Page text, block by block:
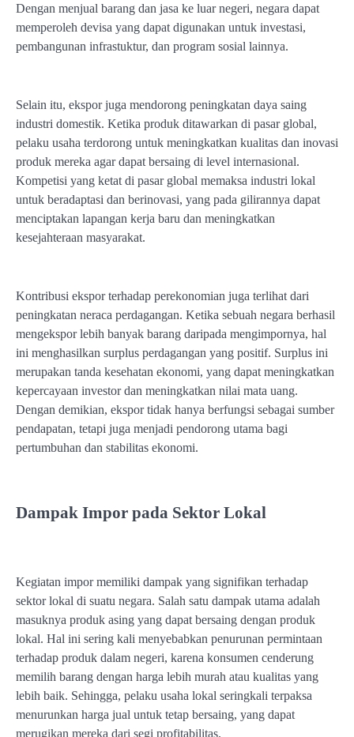
Dengan menjual barang dan jasa ke luar negeri, negara dapat
memperoleh devisa yang dapat digunakan untuk investasi,
pembangunan infrastuktur, dan program sosial lainnya.
Selain itu, ekspor juga mendorong peningkatan daya saing
industri domestik. Ketika produk ditawarkan di pasar global,
pelaku usaha terdorong untuk meningkatkan kualitas dan inovasi
produk mereka agar dapat bersaing di level internasional.
Kompetisi yang ketat di pasar global memaksa industri lokal
untuk beradaptasi dan berinovasi, yang pada gilirannya dapat
menciptakan lapangan kerja baru dan meningkatkan
kesejahteraan masyarakat.
Kontribusi ekspor terhadap perekonomian juga terlihat dari
peningkatan neraca perdagangan. Ketika sebuah negara berhasil
mengekspor lebih banyak barang daripada mengimpornya, hal
ini menghasilkan surplus perdagangan yang positif. Surplus ini
merupakan tanda kesehatan ekonomi, yang dapat meningkatkan
kepercayaan investor dan meningkatkan nilai mata uang.
Dengan demikian, ekspor tidak hanya berfungsi sebagai sumber
pendapatan, tetapi juga menjadi pendorong utama bagi
pertumbuhan dan stabilitas ekonomi.
Dampak Impor pada Sektor Lokal
Kegiatan impor memiliki dampak yang signifikan terhadap
sektor lokal di suatu negara. Salah satu dampak utama adalah
masuknya produk asing yang dapat bersaing dengan produk
lokal. Hal ini sering kali menyebabkan penurunan permintaan
terhadap produk dalam negeri, karena konsumen cenderung
memilih barang dengan harga lebih murah atau kualitas yang
lebih baik. Sehingga, pelaku usaha lokal seringkali terpaksa
menurunkan harga jual untuk tetap bersaing, yang dapat
merugikan mereka dari segi profitabilitas.